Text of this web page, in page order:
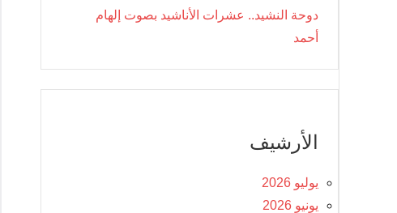
دوحة النشيد.. عشرات الأناشيد بصوت إلهام
أحمد
الأرشيف
يوليو 2026
يونيو 2026